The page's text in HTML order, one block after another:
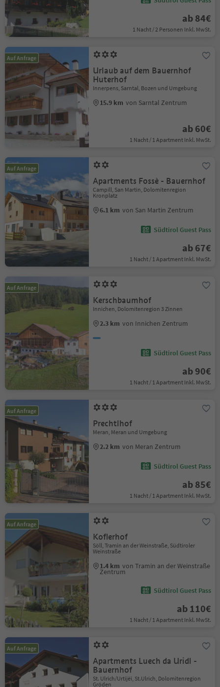
ab 84€
1 Nacht / 2 Personen Inkl. MwSt.
Auf Anfrage
Urlaub auf dem Bauernhof
Huterhof
Innerpens, Sarntal, Bozen und Umgebung
15.9 km von Sarntal Zentrum
ab 60€
1 Nacht / 1 Apartment Inkl. MwSt.
Auf Anfrage
Apartments Fossè - Bauernhof
Campill, San Martin, Dolomitenregion
Kronplatz
6.1 km von San Martin Zentrum
Südtirol Guest Pass
ab 67€
1 Nacht / 1 Apartment Inkl. MwSt.
Auf Anfrage
Kerschbaumhof
Innichen, Dolomitenregion 3 Zinnen
2.3 km von Innichen Zentrum
Südtirol Guest Pass
ab 90€
1 Nacht / 1 Apartment Inkl. MwSt.
Auf Anfrage
Prechtlhof
Meran, Meran und Umgebung
2.2 km von Meran Zentrum
Südtirol Guest Pass
ab 85€
1 Nacht / 1 Apartment Inkl. MwSt.
Auf Anfrage
Koflerhof
Söll, Tramin an der Weinstraße, Südtiroler
Weinstraße
1.4 km von Tramin an der Weinstraße
Zentrum
Südtirol Guest Pass
ab 110€
1 Nacht / 1 Apartment Inkl. MwSt.
Auf Anfrage
Apartments Luech da Uridl -
Bauernhof
St. Ulrich/Urtijëi, St.Ulrich, Dolomitenregion
Gröden